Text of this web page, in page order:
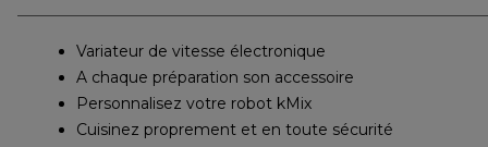
Variateur de vitesse électronique
A chaque préparation son accessoire
Personnalisez votre robot kMix
Cuisinez proprement et en toute sécurité